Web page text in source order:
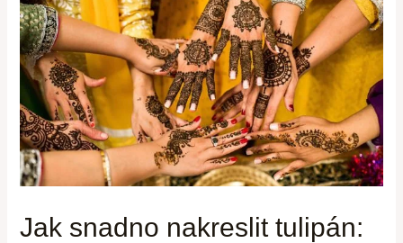
Jak snadno nakreslit tulipán: